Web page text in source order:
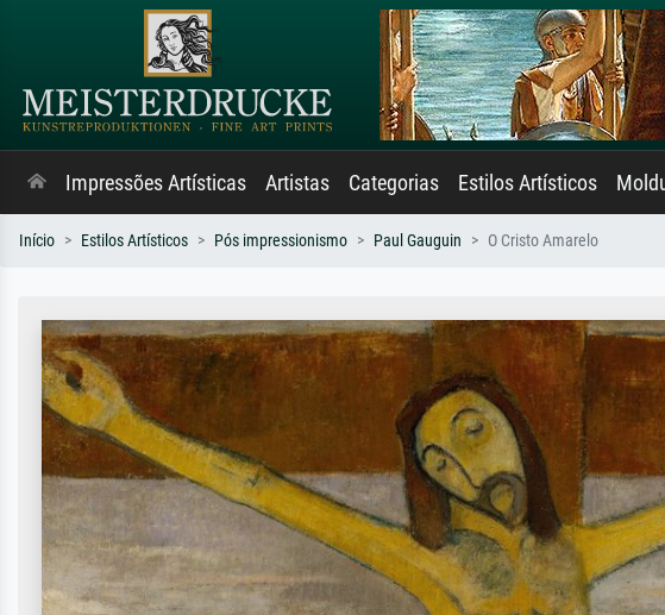
Impressões Artísticas Artistas Categorias Estilos Artísticos
Início Estilos Artísticos Pós impressionismo Paul Gauguin O Cristo Amarelo